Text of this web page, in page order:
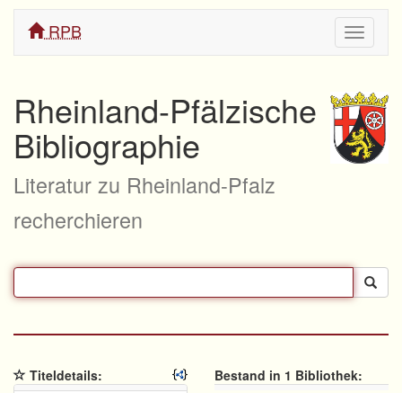
ein/
RPB
Rheinland-Pfälzische
Bibliographie
Literatur zu Rheinland-Pfalz
recherchieren
Titeldetails:
Bestand in 1 Bibliothek: